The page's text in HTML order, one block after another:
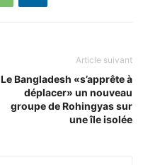
Article suivant
Le Bangladesh «s’apprête à
déplacer» un nouveau
groupe de Rohingyas sur
une île isolée